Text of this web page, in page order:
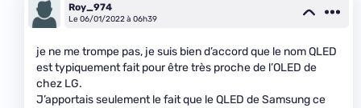
Roy_974
Le 06/01/2022 à 06h39
je ne me trompe pas, je suis bien d’accord que le nom QLED
est typiquement fait pour être très proche de l’OLED de
chez LG.
J’apportais seulement le fait que le QLED de Samsung ce